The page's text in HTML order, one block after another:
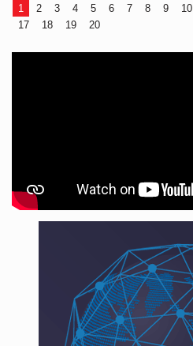
1 2 3 4 5 6 7 8 9 10
17
18 19 20